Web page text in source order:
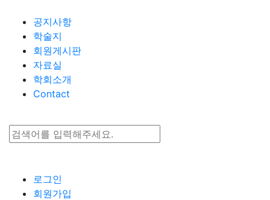
공지사항
학술지
회원게시판
자료실
학회소개
Contact
로그인
회원가입